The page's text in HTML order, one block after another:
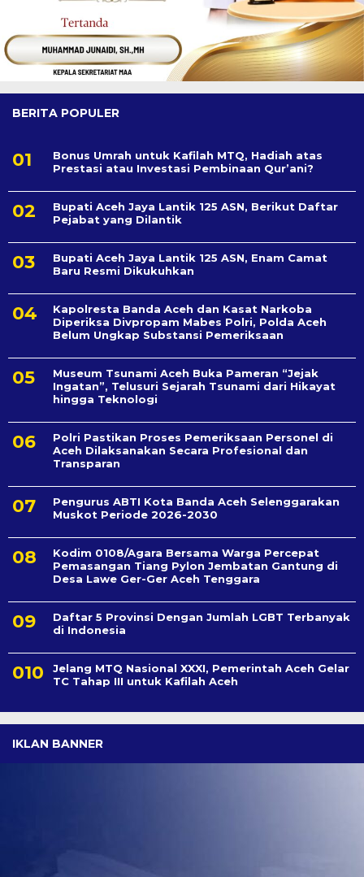
BERITA POPULER
Bonus Umrah untuk Kafilah MTQ, Hadiah atas
Prestasi atau Investasi Pembinaan Qur’ani?
Bupati Aceh Jaya Lantik 125 ASN, Berikut Daftar
Pejabat yang Dilantik
Bupati Aceh Jaya Lantik 125 ASN, Enam Camat
Baru Resmi Dikukuhkan
Kapolresta Banda Aceh dan Kasat Narkoba
Diperiksa Divpropam Mabes Polri, Polda Aceh
Belum Ungkap Substansi Pemeriksaan
Museum Tsunami Aceh Buka Pameran “Jejak
Ingatan”, Telusuri Sejarah Tsunami dari Hikayat
hingga Teknologi
Polri Pastikan Proses Pemeriksaan Personel di
Aceh Dilaksanakan Secara Profesional dan
Transparan
Pengurus ABTI Kota Banda Aceh Selenggarakan
Muskot Periode 2026-2030
Kodim 0108/Agara Bersama Warga Percepat
Pemasangan Tiang Pylon Jembatan Gantung di
Desa Lawe Ger-Ger Aceh Tenggara
Daftar 5 Provinsi Dengan Jumlah LGBT Terbanyak
di Indonesia
Jelang MTQ Nasional XXXI, Pemerintah Aceh Gelar
TC Tahap III untuk Kafilah Aceh
IKLAN BANNER